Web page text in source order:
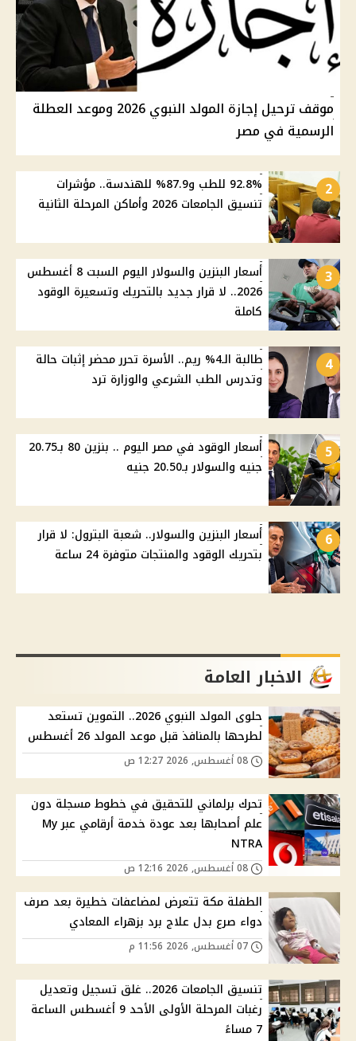
موقف ترحيل إجازة المولد النبوي 2026 وموعد العطلة
الرسمية في مصر
2
92.8% للطب و87.9% للهندسة.. مؤشرات
تنسيق الجامعات 2026 وأماكن المرحلة الثانية
3
أسعار البنزين والسولار اليوم السبت 8 أغسطس
2026.. لا قرار جديد بالتحريك وتسعيرة الوقود
كاملة
4
طالبة الـ4% ريم.. الأسرة تحرر محضر إثبات حالة
وتدرس الطب الشرعي والوزارة ترد
5
أسعار الوقود في مصر اليوم .. بنزين 80 بـ20.75
جنيه والسولار بـ20.50 جنيه
6
أسعار البنزين والسولار.. شعبة البترول: لا قرار
بتحريك الوقود والمنتجات متوفرة 24 ساعة
الاخبار العامة
حلوى المولد النبوي 2026.. التموين تستعد
لطرحها بالمنافذ قبل موعد المولد 26 أغسطس
تحرك برلماني للتحقيق في خطوط مسجلة دون
علم أصحابها بعد عودة خدمة أرقامي عبر My
NTRA
الطفلة مكة تتعرض لمضاعفات خطيرة بعد صرف
دواء صرع بدل علاج برد بزهراء المعادي
تنسيق الجامعات 2026.. غلق تسجيل وتعديل
رغبات المرحلة الأولى الأحد 9 أغسطس الساعة
7 مساءً